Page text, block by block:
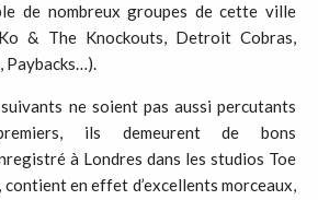
de nombreux groupes de cette ville
& The Knockouts, Detroit Cobras,
Paybacks…).
ne soient pas aussi percutants
ils demeurent de bons
à Londres dans les studios Toe
contient en effet d’excellents morceaux,